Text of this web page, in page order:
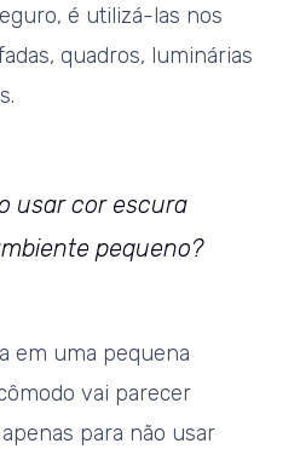
é utilizá-las nos
quadros, luminárias
usar cor escura
pequeno?
em uma pequena
vai parecer
para não usar